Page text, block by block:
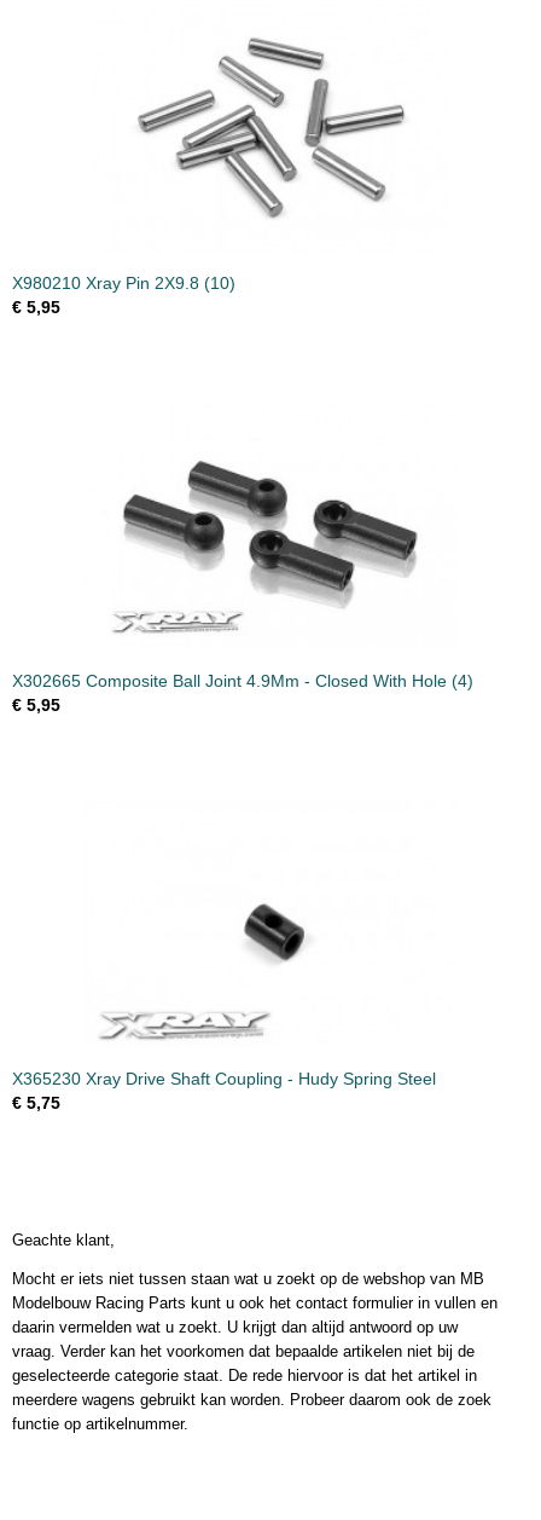
X980210 Xray Pin 2X9.8 (10)
€ 5,95
X302665 Composite Ball Joint 4.9Mm - Closed With Hole (4)
€ 5,95
X365230 Xray Drive Shaft Coupling - Hudy Spring Steel
€ 5,75
Geachte klant,
Mocht er iets niet tussen staan wat u zoekt op de webshop van MB
Modelbouw Racing Parts kunt u ook het contact formulier in vullen en
daarin vermelden wat u zoekt. U krijgt dan altijd antwoord op uw
vraag. Verder kan het voorkomen dat bepaalde artikelen niet bij de
geselecteerde categorie staat. De rede hiervoor is dat het artikel in
meerdere wagens gebruikt kan worden. Probeer daarom ook de zoek
functie op artikelnummer.